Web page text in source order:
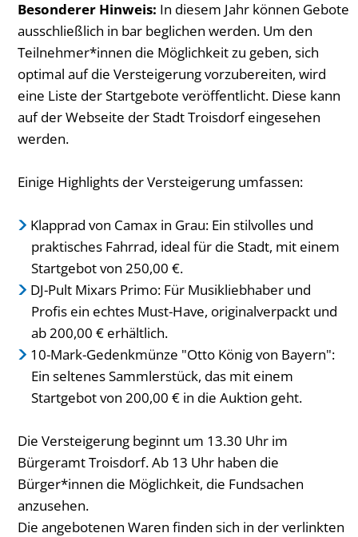
Besonderer Hinweis: In diesem Jahr können Gebote
ausschließlich in bar beglichen werden. Um den
Teilnehmer*innen die Möglichkeit zu geben, sich
optimal auf die Versteigerung vorzubereiten, wird
eine Liste der Startgebote veröffentlicht. Diese kann
auf der Webseite der Stadt Troisdorf eingesehen
werden.
Einige Highlights der Versteigerung umfassen:
Klapprad von Camax in Grau: Ein stilvolles und
praktisches Fahrrad, ideal für die Stadt, mit einem
Startgebot von 250,00 €.
DJ-Pult Mixars Primo: Für Musikliebhaber und
Profis ein echtes Must-Have, originalverpackt und
ab 200,00 € erhältlich.
10-Mark-Gedenkmünze "Otto König von Bayern":
Ein seltenes Sammlerstück, das mit einem
Startgebot von 200,00 € in die Auktion geht.
Die Versteigerung beginnt um 13.30 Uhr im
Bürgeramt Troisdorf. Ab 13 Uhr haben die
Bürger*innen die Möglichkeit, die Fundsachen
anzusehen.
Die angebotenen Waren finden sich in der verlinkten